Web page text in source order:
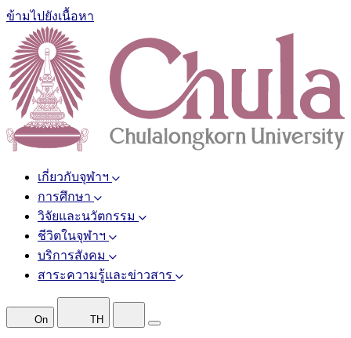
ข้ามไปยังเนื้อหา
เกี่ยวกับจุฬาฯ
การศึกษา
วิจัยและนวัตกรรม
ชีวิตในจุฬาฯ
บริการสังคม
สาระความรู้และข่าวสาร
On TH